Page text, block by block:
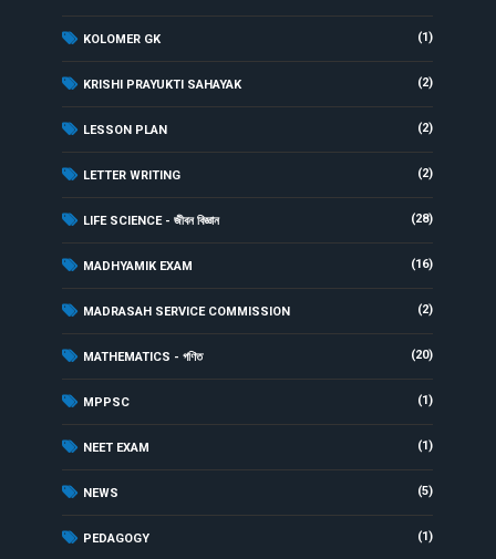
KOLOMER GK (1)
KRISHI PRAYUKTI SAHAYAK (2)
LESSON PLAN (2)
LETTER WRITING (2)
LIFE SCIENCE - জীবন বিজ্ঞান (28)
MADHYAMIK EXAM (16)
MADRASAH SERVICE COMMISSION (2)
MATHEMATICS - গণিত (20)
MPPSC (1)
NEET EXAM (1)
NEWS (5)
PEDAGOGY (1)